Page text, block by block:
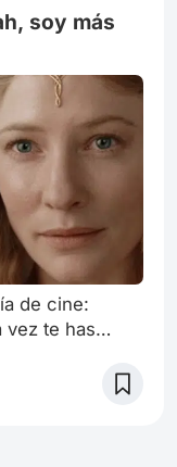
de grabación.
soy más
de cine:
vez te has
misma
si los